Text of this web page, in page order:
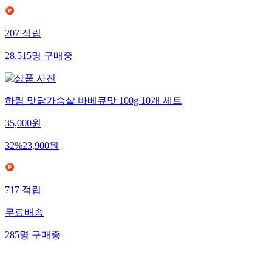
207적립
28,515명구매중
하림 맛닭가슴살 바베큐맛 100g 10개 세트
35,000원
32%23,900원
717적립
무료배송
285명구매중